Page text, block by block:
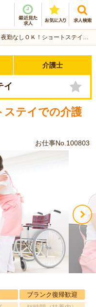
夜勤なしＯＫ！ショートステイでの介護士さんのお仕事
介護士
イ
ステイでの介護
お仕事No.100803
ブランク復帰歓迎